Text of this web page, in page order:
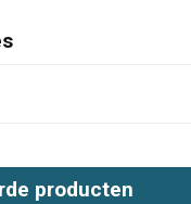
producten